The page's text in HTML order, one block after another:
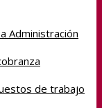
Administración
de trabajo